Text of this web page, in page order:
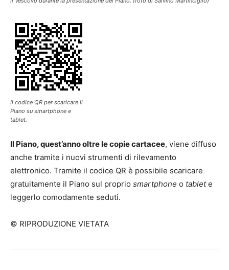
Il codice QR per scaricare il
Piano su smartphone e
tablet.
Il Piano, quest’anno oltre le copie cartacee, viene diffuso
anche tramite i nuovi strumenti di rilevamento
elettronico. Tramite il codice QR è possibile scaricare
gratuitamente il Piano sul proprio smartphone o tablete
leggerlo comodamente seduti.
© RIPRODUZIONE VIETATA